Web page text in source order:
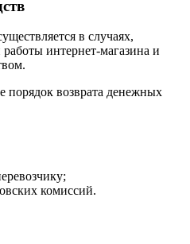
в случаях,
интернет-магазина и
порядок возврата денежных
комиссий.